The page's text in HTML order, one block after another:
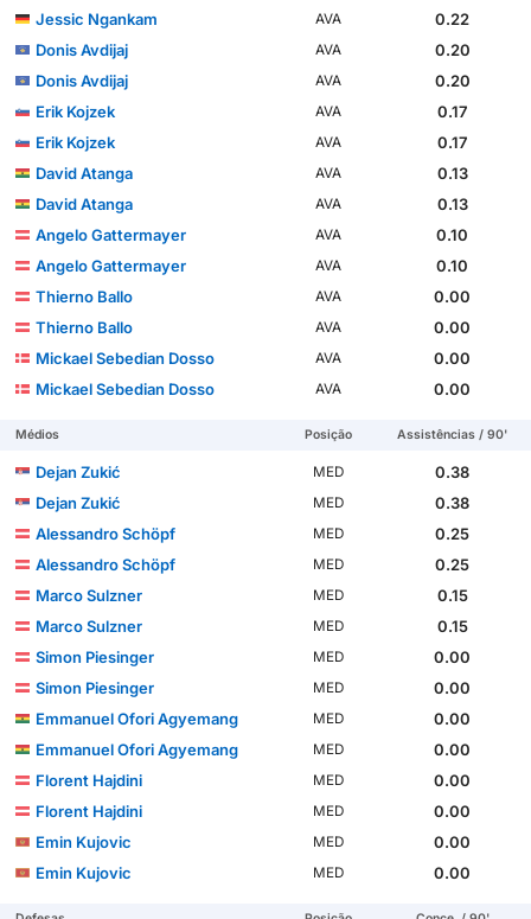
Jessic Ngankam
AVA
0.22
Donis Avdijaj
AVA
0.20
Donis Avdijaj
AVA
0.20
Erik Kojzek
AVA
0.17
Erik Kojzek
AVA
0.17
David Atanga
AVA
0.13
David Atanga
AVA
0.13
Angelo Gattermayer
AVA
0.10
Angelo Gattermayer
AVA
0.10
Thierno Ballo
AVA
0.00
Thierno Ballo
AVA
0.00
Mickael Sebedian Dosso
AVA
0.00
Mickael Sebedian Dosso
AVA 0.00
Médios Posição Assistências / 90'
Dejan Zukić MED
0.38
Dejan Zukić
MED
0.38
Alessandro Schöpf
MED
0.25
Alessandro Schöpf
MED
0.25
Marco Sulzner
MED
0.15
Marco Sulzner
MED
0.15
Simon Piesinger
MED
0.00
Simon Piesinger
MED
0.00
Emmanuel Ofori Agyemang
MED
0.00
Emmanuel Ofori Agyemang
MED
0.00
Florent Hajdini
MED
0.00
Florent Hajdini
MED
0.00
Emin Kujovic
MED
0.00
Emin Kujovic
MED 0.00